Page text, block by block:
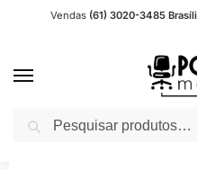
Vendas (61) 3020-3485
Início Móveis Escolares /